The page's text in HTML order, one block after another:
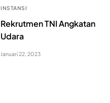
INSTANSI
Rekrutmen TNI Angkatan
Udara
Januari 22, 2023